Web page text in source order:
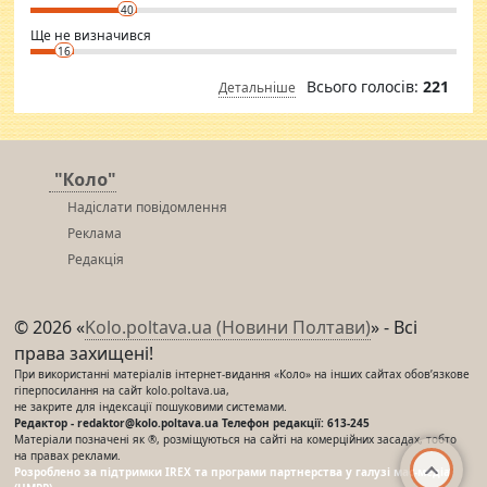
40
Ще не визначився
16
Детальніше Всього голосів: 221
"Коло"
Надіслати повідомлення
Реклама
Редакція
© 2026 «Kolo.poltava.ua (Новини Полтави)» - Всі
права захищені!
При використанні матеріалів інтернет-видання «Коло» на інших сайтах обов’язкове
гіперпосилання на сайт kolo.poltava.ua,
не закрите для індексації пошуковими системами.
Редактор - redaktor@kolo.poltava.ua Телефон редакції: 613-245
Матеріали позначені як ®, розміщуються на сайті на комерційних засадах, тобто
на правах реклами.
Розроблено за підтримки IREX та програми партнерства у галузі мас-медіа